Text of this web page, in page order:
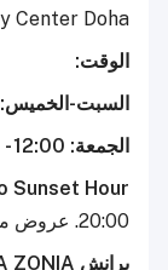
Center Doha
الوقت:
السبت-الخميس: 17:00 - 00:00
الجمعة: 12:00 - 00:00
Sunset Hour:
20:00. عروض مشروبات تبدأ من 30 ريال قطري.
برانش AMA ZONIA: